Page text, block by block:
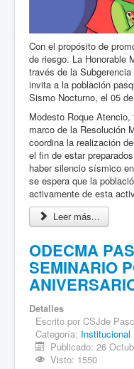
Con el propósito de
de riesgo. La Honorable
través de la
invita a la población
Sismo Nocturno, el 05
Modesto Roque
marco de la Resolución
coordina la realización
el fin de estar
haber silencio sísmico
se espera que la
activamente de esta
Leer más...
ODECMA
SEMINARIO
Detalles
Escrito por CSJde
Categoría: Institucional
Publicado: 26
Visto: 1550